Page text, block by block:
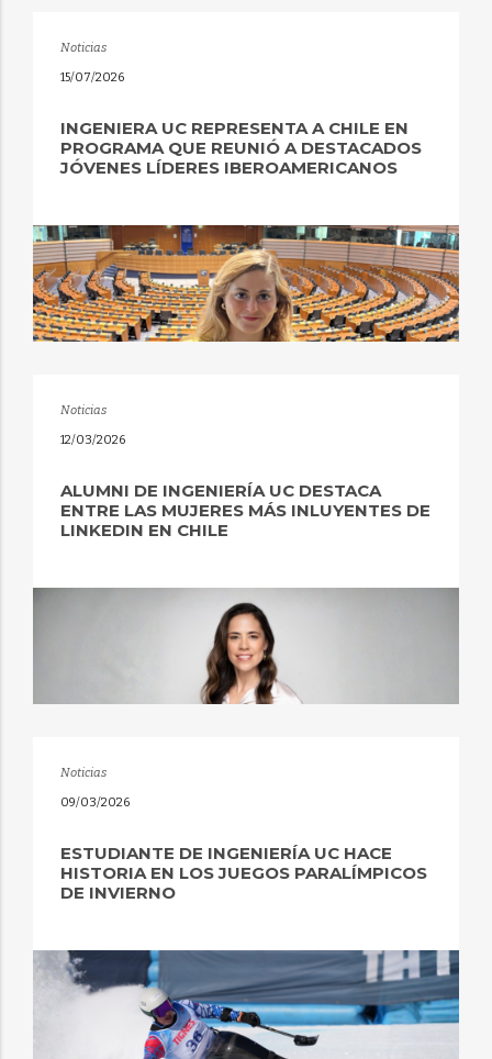
Noticias
15/07/2026
INGENIERA UC REPRESENTA A CHILE EN
PROGRAMA QUE REUNIÓ A DESTACADOS
JÓVENES LÍDERES IBEROAMERICANOS
Noticias
12/03/2026
ALUMNI DE INGENIERÍA UC DESTACA
ENTRE LAS MUJERES MÁS INLUYENTES DE
LINKEDIN EN CHILE
Noticias
09/03/2026
ESTUDIANTE DE INGENIERÍA UC HACE
HISTORIA EN LOS JUEGOS PARALÍMPICOS
DE INVIERNO